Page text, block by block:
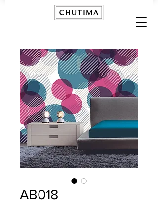
AB018